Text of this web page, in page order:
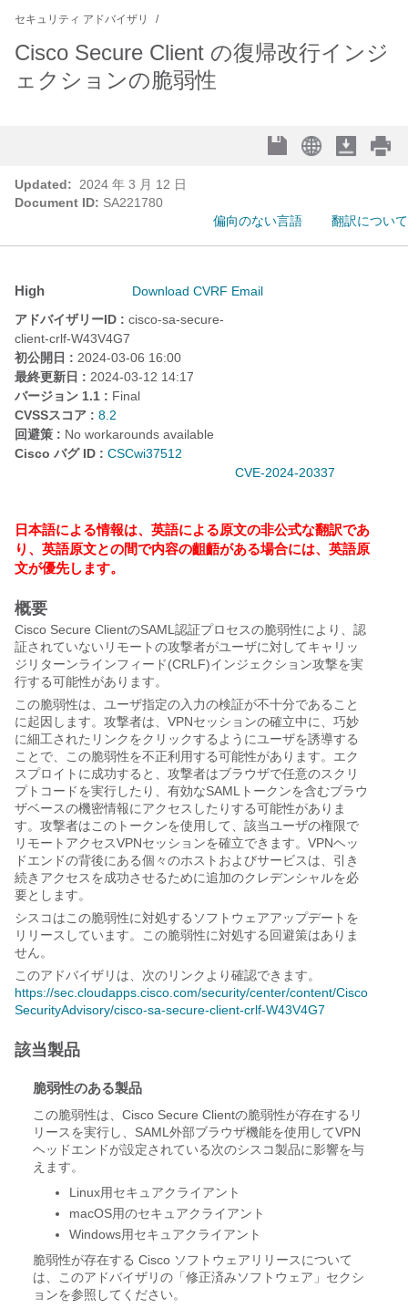
セキュリティ アドバイザリ
Cisco Secure Client の復帰改行インジ
ェクションの脆弱性
Updated:
2024 年 3 月 12 日
Document ID: SA221780
偏向のない言語
翻訳について
High Download CVRF Email
アドバイザリーID : cisco-sa-secure-
client-crlf-W43V4G7
初公開日 : 2024-03-06 16:00
最終更新日 : 2024-03-12 14:17
バージョン 1.1 : Final
CVSSスコア : 8.2
回避策 : No workarounds available
Cisco バグ ID : CSCwi37512
CVE-2024-20337
日本語による情報は、英語による原文の非公式な翻訳であ
り、英語原文との間で内容の齟齬がある場合には、英語原
文が優先します。
概要
Cisco Secure ClientのSAML認証プロセスの脆弱性により、認
証されていないリモートの攻撃者がユーザに対してキャリッ
ジリターンラインフィード(CRLF)インジェクション攻撃を実
行する可能性があります。
この脆弱性は、ユーザ指定の入力の検証が不十分であること
に起因します。攻撃者は、VPNセッションの確立中に、巧妙
に細工されたリンクをクリックするようにユーザを誘導する
ことで、この脆弱性を不正利用する可能性があります。エク
スプロイトに成功すると、攻撃者はブラウザで任意のスクリ
プトコードを実行したり、有効なSAMLトークンを含むブラウ
ザベースの機密情報にアクセスしたりする可能性がありま
す。攻撃者はこのトークンを使用して、該当ユーザの権限で
リモートアクセスVPNセッションを確立できます。VPNヘッ
ドエンドの背後にある個々のホストおよびサービスは、引き
続きアクセスを成功させるために追加のクレデンシャルを必
要とします。
シスコはこの脆弱性に対処するソフトウェアアップデートを
リリースしています。この脆弱性に対処する回避策はありま
せん。
このアドバイザリは、次のリンクより確認できます。
https://sec.cloudapps.cisco.com/security/center/content/Cisco
SecurityAdvisory/cisco-sa-secure-client-crlf-W43V4G7
該当製品
脆弱性のある製品
この脆弱性は、Cisco Secure Clientの脆弱性が存在するリ
リースを実行し、SAML外部ブラウザ機能を使用してVPN
ヘッドエンドが設定されている次のシスコ製品に影響を与
えます。
Linux用セキュアクライアント
macOS用のセキュアクライアント
Windows用セキュアクライアント
脆弱性が存在する Cisco ソフトウェアリリースについて
は、このアドバイザリの「修正済みソフトウェア」セクシ
ョンを参照してください。